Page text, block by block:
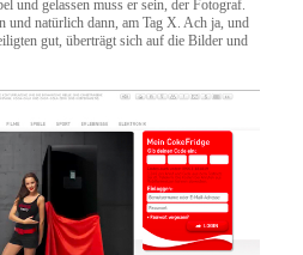
und gelassen muss er sein, der Fotograf.
natürlich dann, am Tag X. Ach ja, und
gut, überträgt sich auf die Bilder und